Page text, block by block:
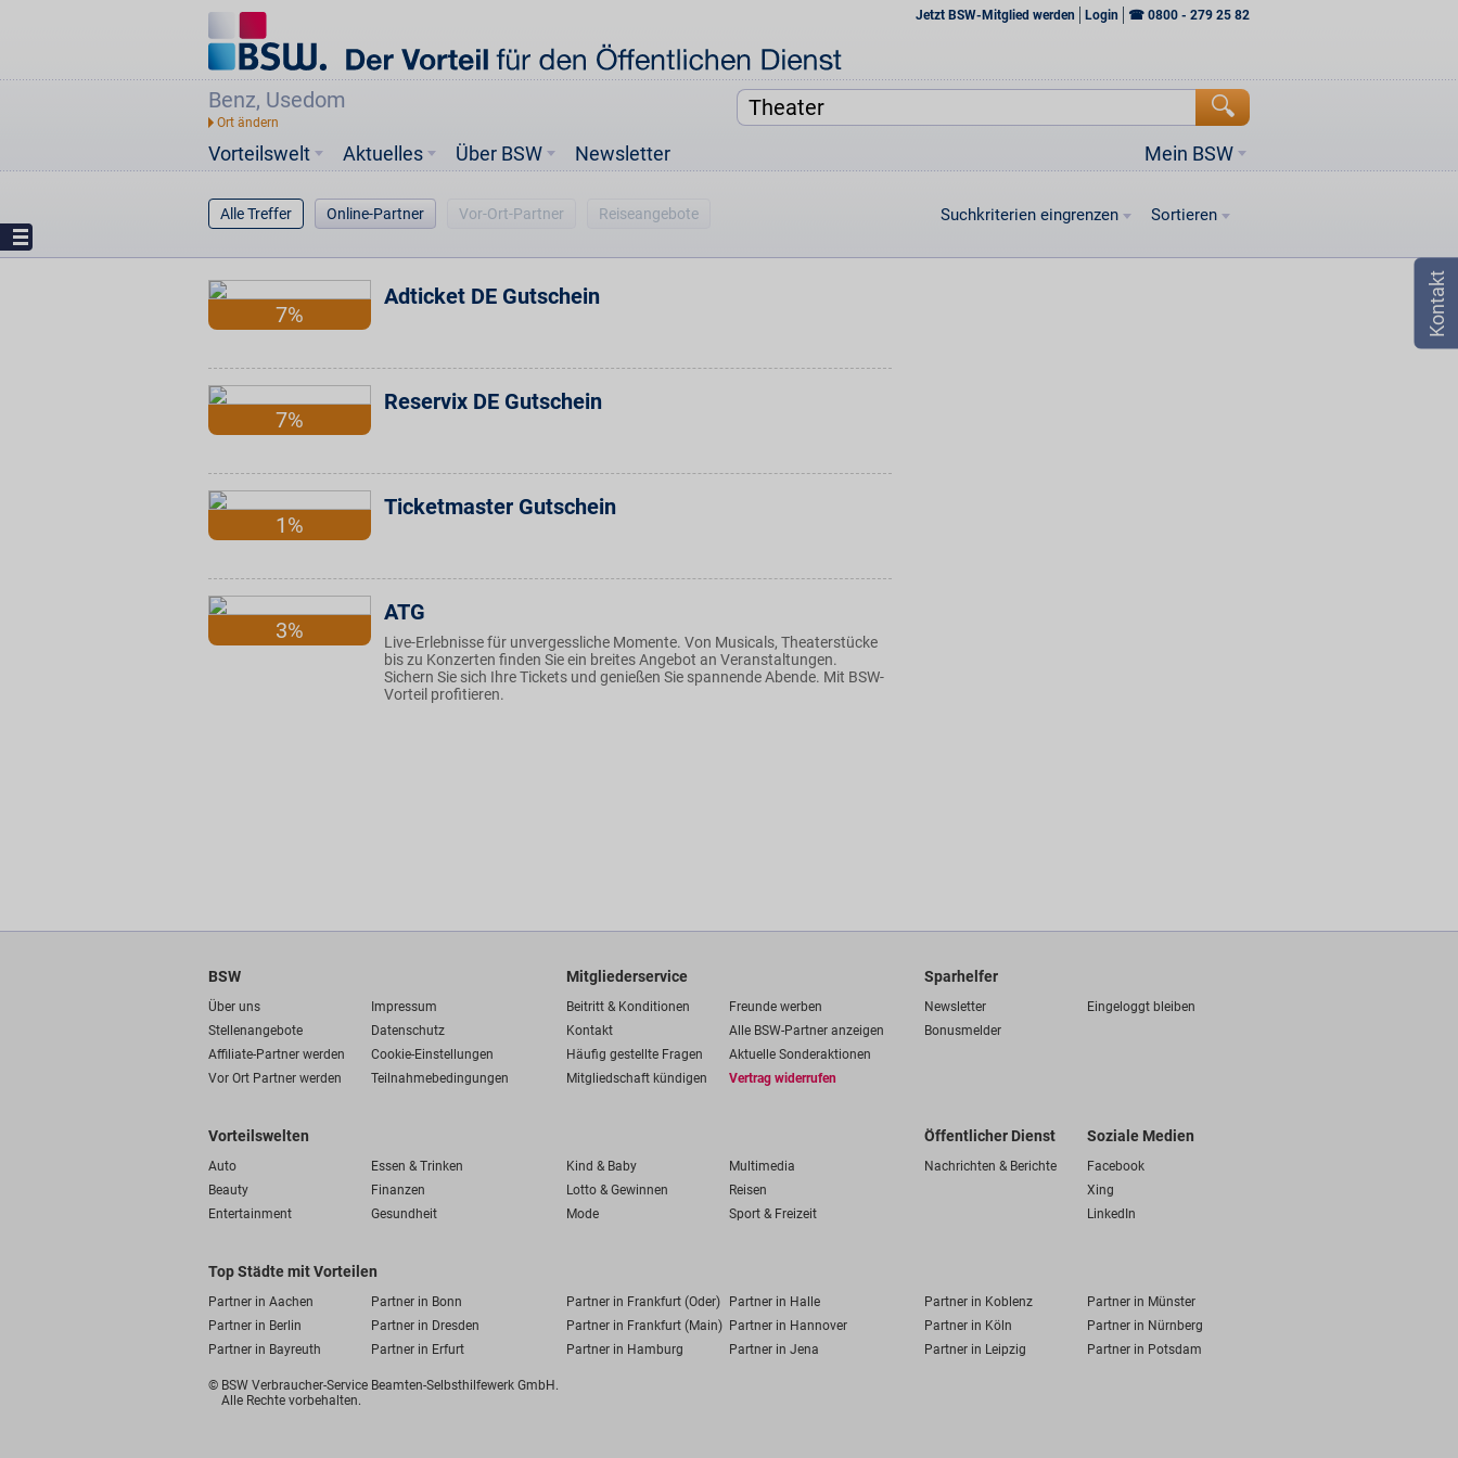
Jetzt BSW-Mitglied werden Login ☎ 0800 - 279 25 82
Benz, Usedom
Vorteilswelt Mein BSW
Aktuelles Über BSW Newsletter
Alle Treffer Online-Partner Vor-Ort-Partner Reiseangebote Suchkriterien eingrenzen Sortieren
7%
Adticket DE Gutschein
7%
Reservix DE Gutschein
1%
Ticketmaster Gutschein
3%
ATG
Live-Erlebnisse für unvergessliche Momente. Von Musicals, Theaterstücke
bis zu Konzerten finden Sie ein breites Angebot an Veranstaltungen.
Sichern Sie sich Ihre Tickets und genießen Sie spannende Abende. Mit BSW-
Vorteil profitieren.
BSW
Über uns
Impressum
Stellenangebote
Datenschutz
Affiliate-Partner werden
Cookie-Einstellungen
Vor Ort Partner werden
Teilnahmebedingungen
Mitgliederservice
Beitritt & Konditionen
Freunde werben
Kontakt
Alle BSW-Partner anzeigen
Häufig gestellte Fragen
Aktuelle Sonderaktionen
Mitgliedschaft kündigen
Vertrag widerrufen
Sparhelfer
Newsletter
Eingeloggt bleiben
Bonusmelder
Vorteilswelten
Auto Essen & Trinken Kind & Baby
Multimedia
Beauty
Finanzen Lotto & Gewinnen
Reisen
Entertainment
Gesundheit Mode Sport & Freizeit
Öffentlicher Dienst
Nachrichten & Berichte
Soziale Medien
Facebook
Xing
LinkedIn
Top Städte mit Vorteilen
Partner in Aachen Partner in Bonn Partner in Frankfurt (Oder) Partner in Halle Partner in Koblenz
Partner in Münster
Partner in Berlin
Partner in Dresden Partner in Frankfurt (Main) Partner in Hannover Partner in Köln
Partner in Nürnberg
Partner in Bayreuth
Partner in Erfurt Partner in Hamburg Partner in Jena Partner in Leipzig Partner in Potsdam
© BSW Verbraucher-Service Beamten-Selbsthilfewerk GmbH.
Alle Rechte vorbehalten.